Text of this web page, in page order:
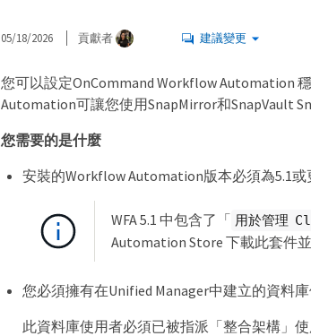
05/18/2026 貢獻者 建議變更
您可以設定OnCommand Workflow Automation
Automation可讓您使用SnapMirror和SnapVault
您需要的是什麼
安裝的Workflow Automation版本必須為5.1或
WFA 5.1 中包含了「 用於管理
Automation Store 下載此套件
您必須擁有在Unified Manager中建立的資料
此資料庫使用者必須已被指派「整合架構」使